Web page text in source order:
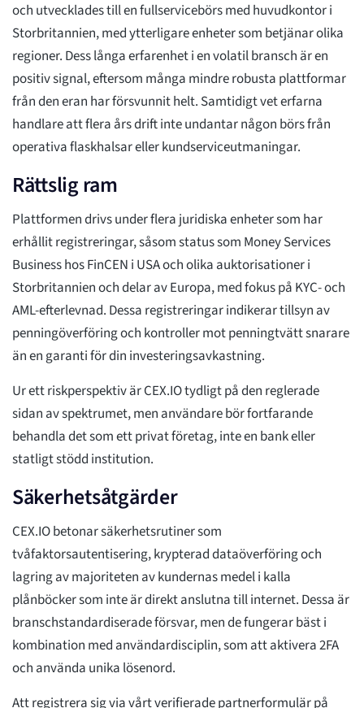
och utvecklades till en fullservicebörs med huvudkontor i
Storbritannien, med ytterligare enheter som betjänar olika
regioner. Dess långa erfarenhet i en volatil bransch är en
positiv signal, eftersom många mindre robusta plattformar
från den eran har försvunnit helt. Samtidigt vet erfarna
handlare att flera års drift inte undantar någon börs från
operativa flaskhalsar eller kundserviceutmaningar.
Rättslig ram
Plattformen drivs under flera juridiska enheter som har
erhållit registreringar, såsom status som Money Services
Business hos FinCEN i USA och olika auktorisationer i
Storbritannien och delar av Europa, med fokus på KYC- och
AML-efterlevnad. Dessa registreringar indikerar tillsyn av
penningöverföring och kontroller mot penningtvätt snarare
än en garanti för din investeringsavkastning.
Ur ett riskperspektiv är CEX.IO tydligt på den reglerade
sidan av spektrumet, men användare bör fortfarande
behandla det som ett privat företag, inte en bank eller
statligt stödd institution.
Säkerhetsåtgärder
CEX.IO betonar säkerhetsrutiner som
tvåfaktorsautentisering, krypterad dataöverföring och
lagring av majoriteten av kundernas medel i kalla
plånböcker som inte är direkt anslutna till internet. Dessa är
branschstandardiserade försvar, men de fungerar bäst i
kombination med användardisciplin, som att aktivera 2FA
och använda unika lösenord.
Att registrera sig via vårt verifierade partnerformulär på